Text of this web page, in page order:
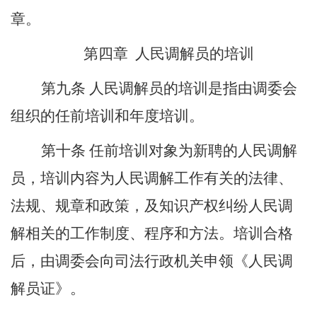
章。
第四章 人民调解员的培训
第九条 人民调解员的培训是指由调委会
组织的任前培训和年度培训。
第十条 任前培训对象为新聘的人民调解
员，培训内容为人民调解工作有关的法律、
法规、规章和政策，及知识产权纠纷人民调
解相关的工作制度、程序和方法。培训合格
后，由调委会向司法行政机关申领《人民调
解员证》。